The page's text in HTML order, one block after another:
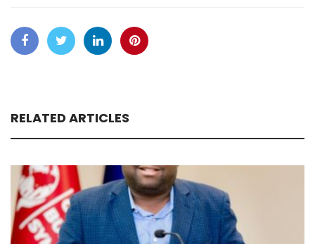
RELATED ARTICLES